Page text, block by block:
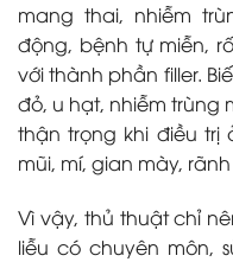
mang thai, nhiễm
động, bệnh tự miễn,
với thành phần filler.
đỏ, u hạt, nhiễm
thận trọng khi điều
mũi, mí, gian mày,
Vì vậy, thủ thuật chỉ
liễu có chuyên môn,